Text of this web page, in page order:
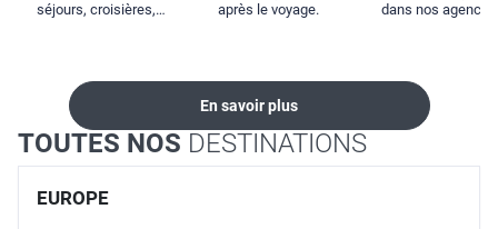
séjours, croisières,
après le voyage.
dans nos
En savoir plus
TOUTES NOS DESTINATIONS
EUROPE